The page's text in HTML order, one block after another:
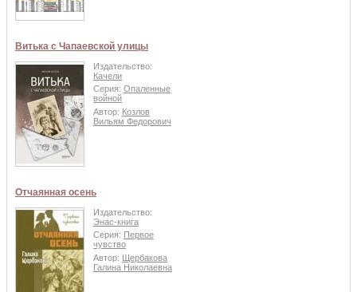
Витька с Чапаевской улицы
Издательство:
Качели
Серия: Опаленные
войной
Автор: Козлов
Вильям Федорович
Отчаянная осень
Издательство:
Энас-книга
Серия: Первое
чувство
Автор: Щербакова
Галина Николаевна